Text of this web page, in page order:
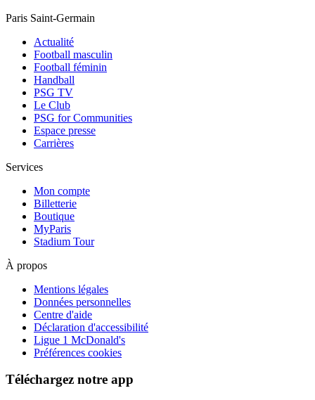
Paris Saint-Germain
Actualité
Football masculin
Football féminin
Handball
PSG TV
Le Club
PSG for Communities
Espace presse
Carrières
Services
Mon compte
Billetterie
Boutique
MyParis
Stadium Tour
À propos
Mentions légales
Données personnelles
Centre d'aide
Déclaration d'accessibilité
Ligue 1 McDonald's
Préférences cookies
Téléchargez notre app